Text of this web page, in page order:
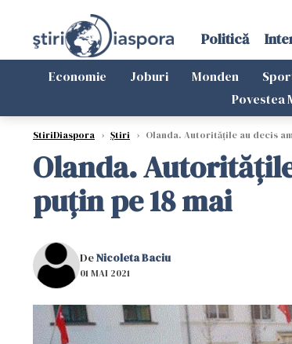
Politică
Economie Joburi Monden
Povestea
StiriDiaspora › Știri › Olanda. Autoritățile au decis
Olanda.
puțin pe 18 mai
DeNicoleta Baciu
01 MAI 2021